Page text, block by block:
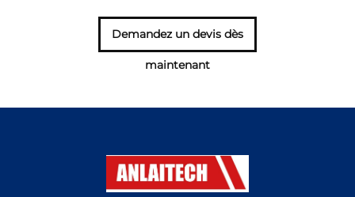
Demandez un devis dès
maintenant